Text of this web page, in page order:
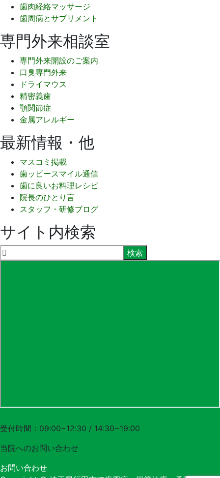
歯肉経絡マッサージ
歯周病とサプリメント
専門外来相談室
専門外来開設のご案内
口臭専門外来
ドライマウス
精密義歯
顎関節症
金属アレルギー
最新情報・他
マスコミ掲載
歯ッピースマイル通信
歯に良いお料理レシピ
院長のひとり言
スタッフ・研修ブログ
サイト内検索
受付時間：09:00~12:30 / 14:30~19:00
当院へのお問い合わせ
お問い合わせ